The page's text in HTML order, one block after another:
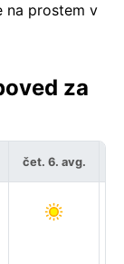
na prostem v
za
čet. 6. avg.